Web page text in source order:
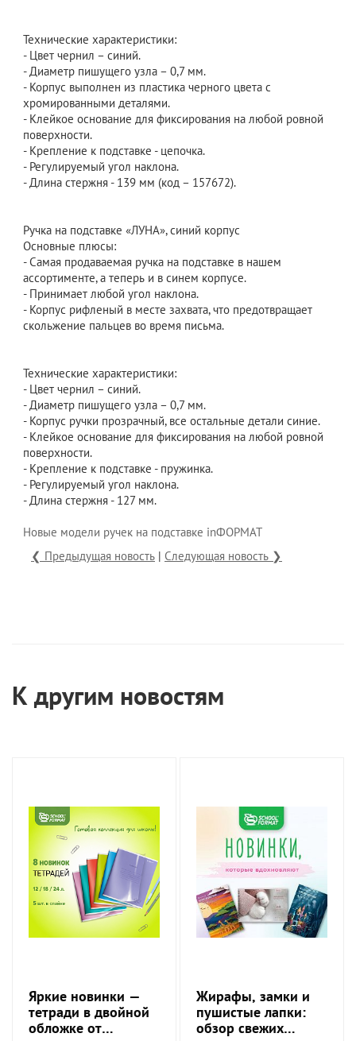
Технические характеристики:
- Цвет чернил – синий.
- Диаметр пишущего узла – 0,7 мм.
- Корпус выполнен из пластика черного цвета с
хромированными деталями.
- Клейкое основание для фиксирования на любой ровной
поверхности.
- Крепление к подставке - цепочка.
- Регулируемый угол наклона.
- Длина стержня - 139 мм (код – 157672).
Ручка на подставке «ЛУНА», синий корпус
Основные плюсы:
- Самая продаваемая ручка на подставке в нашем
ассортименте, а теперь и в синем корпусе.
- Принимает любой угол наклона.
- Корпус рифленый в месте захвата, что предотвращает
скольжение пальцев во время письма.
Технические характеристики:
- Цвет чернил – синий.
- Диаметр пишущего узла – 0,7 мм.
- Корпус ручки прозрачный, все остальные детали синие.
- Клейкое основание для фиксирования на любой ровной
поверхности.
- Крепление к подставке - пружинка.
- Регулируемый угол наклона.
- Длина стержня - 127 мм.
Новые модели ручек на подставке inФОРМАТ
❮ Предыдущая новость | Следующая новость ❯
К другим новостям
Яркие новинки —
тетради в двойной
обложке от
Жирафы, замки и
пушистые лапки:
обзор свежих